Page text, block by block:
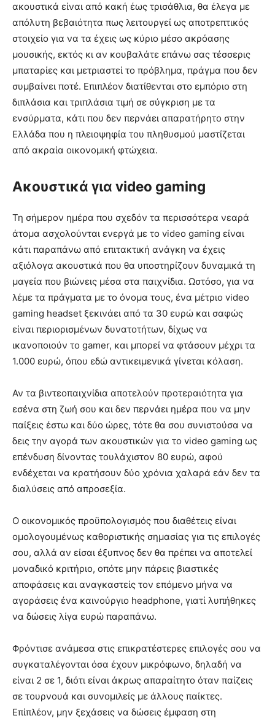
ακουστικά είναι από κακή έως τρισάθλια, θα έλεγα με
απόλυτη βεβαιότητα πως λειτουργεί ως αποτρεπτικός
στοιχείο για να τα έχεις ως κύριο μέσο ακρόασης
μουσικής, εκτός κι αν κουβαλάτε επάνω σας τέσσερις
μπαταρίες και μετριαστεί το πρόβλημα, πράγμα που δεν
συμβαίνει ποτέ. Επιπλέον διατίθενται στο εμπόριο στη
διπλάσια και τριπλάσια τιμή σε σύγκριση με τα
ενσύρματα, κάτι που δεν περνάει απαρατήρητο στην
Ελλάδα που η πλειοψηφία του πληθυσμού μαστίζεται
από ακραία οικονομική φτώχεια.
Ακουστικά για video gaming
Τη σήμερον ημέρα που σχεδόν τα περισσότερα νεαρά
άτομα ασχολούνται ενεργά με το video gaming είναι
κάτι παραπάνω από επιτακτική ανάγκη να έχεις
αξιόλογα ακουστικά που θα υποστηρίζουν δυναμικά τη
μαγεία που βιώνεις μέσα στα παιχνίδια. Ωστόσο, για να
λέμε τα πράγματα με το όνομα τους, ένα μέτριο video
gaming headset ξεκινάει από τα 30 ευρώ και σαφώς
είναι περιορισμένων δυνατοτήτων, δίχως να
ικανοποιούν το gamer, και μπορεί να φτάσουν μέχρι τα
1.000 ευρώ, όπου εδώ αντικειμενικά γίνεται κόλαση.
Αν τα βιντεοπαιχνίδια αποτελούν προτεραιότητα για
εσένα στη ζωή σου και δεν περνάει ημέρα που να μην
παίξεις έστω και δύο ώρες, τότε θα σου συνιστούσα να
δεις την αγορά των ακουστικών για το video gaming ως
επένδυση δίνοντας τουλάχιστον 80 ευρώ, αφού
ενδέχεται να κρατήσουν δύο χρόνια χαλαρά εάν δεν τα
διαλύσεις από απροσεξία.
Ο οικονομικός προϋπολογισμός που διαθέτεις είναι
ομολογουμένως καθοριστικής σημασίας για τις επιλογές
σου, αλλά αν είσαι έξυπνος δεν θα πρέπει να αποτελεί
μοναδικό κριτήριο, οπότε μην πάρεις βιαστικές
αποφάσεις και αναγκαστείς τον επόμενο μήνα να
αγοράσεις ένα καινούργιο headphone, γιατί λυπήθηκες
να δώσεις λίγα ευρώ παραπάνω.
Φρόντισε ανάμεσα στις επικρατέστερες επιλογές σου να
συγκαταλέγονται όσα έχουν μικρόφωνο, δηλαδή να
είναι 2 σε 1, διότι είναι άκρως απαραίτητο όταν παίζεις
σε τουρνουά και συνομιλείς με άλλους παίκτες.
Επίπλέον, μην ξεχάσεις να δώσεις έμφαση στη